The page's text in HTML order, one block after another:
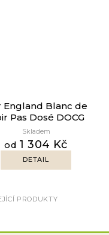
England Blanc de
Pas Dosé DOCG
Skladem
od 1 304 Kč
DETAIL
PRODUKTY